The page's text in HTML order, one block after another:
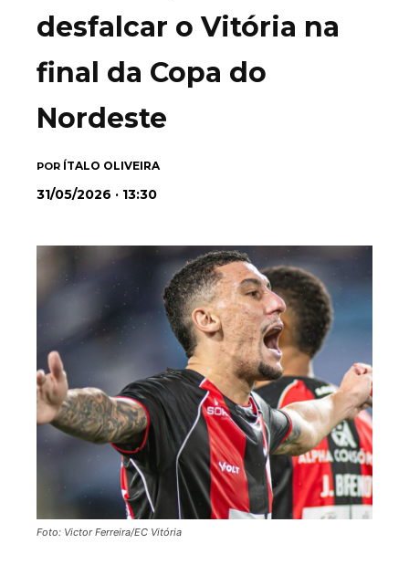
desfalcar o Vitória na
final da Copa do
Nordeste
POR ÍTALO OLIVEIRA
31/05/2026 · 13:30
Foto: Victor Ferreira/EC Vitória